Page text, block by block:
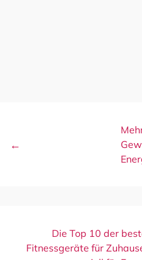
Die Top 10 der
Fitnessgeräte für